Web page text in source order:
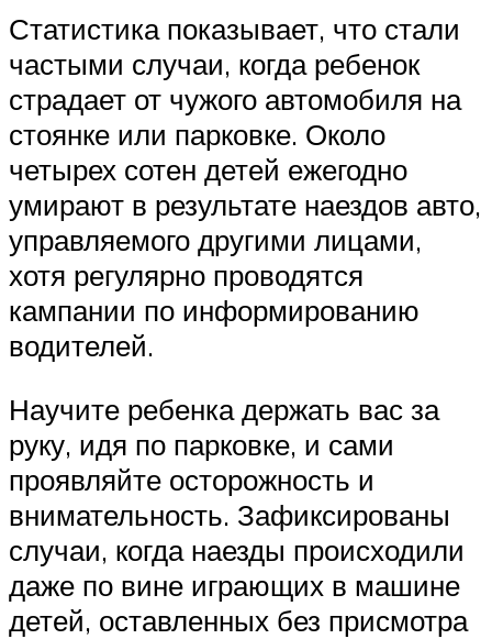
Статистика показывает, что стали
частыми случаи, когда ребенок
страдает от чужого автомобиля на
стоянке или парковке. Около
четырех сотен детей ежегодно
умирают в результате наездов авто,
управляемого другими лицами,
хотя регулярно проводятся
кампании по информированию
водителей.
Научите ребенка держать вас за
руку, идя по парковке, и сами
проявляйте осторожность и
внимательность. Зафиксированы
случаи, когда наезды происходили
даже по вине играющих в машине
детей, оставленных без присмотра